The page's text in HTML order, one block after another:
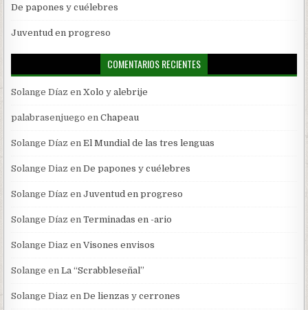
De papones y cuélebres
Juventud en progreso
COMENTARIOS RECIENTES
Solange Díaz enXolo y alebrije
palabrasenjuego enChapeau
Solange Díaz enEl Mundial de las tres lenguas
Solange Diaz enDe papones y cuélebres
Solange Díaz enJuventud en progreso
Solange Díaz enTerminadas en -ario
Solange Diaz enVisones envisos
Solange enLa “Scrabbleseñal”
Solange Diaz enDe lienzas y cerrones